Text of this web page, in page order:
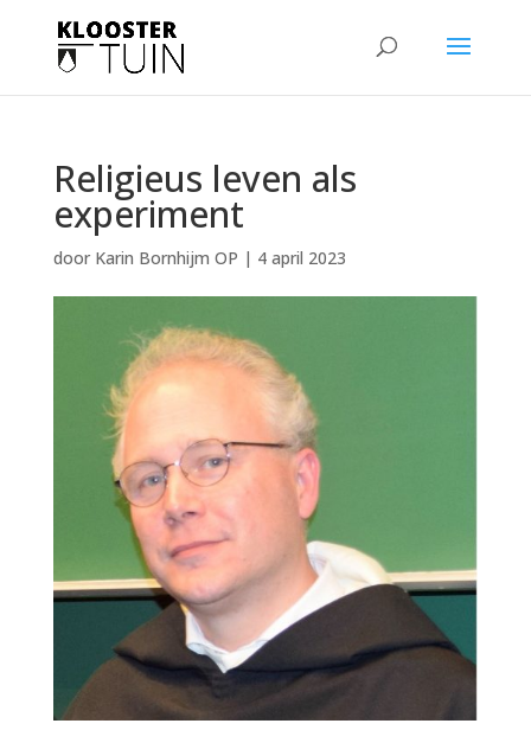
Religieus leven als
experiment
door Karin Bornhijm OP | 4 april 2023